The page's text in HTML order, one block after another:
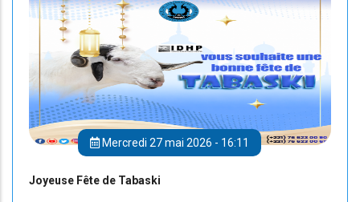
Mercredi 27 mai 2026 - 16:11
Joyeuse Fête de Tabaski